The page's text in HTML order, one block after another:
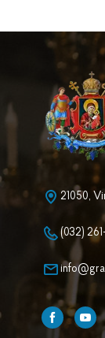
21050,
(032)